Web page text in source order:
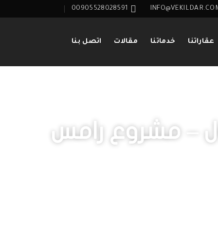
00905528028591
عقاراتنا خدماتنا مقالات اتصل بنا
– مشروع رامس